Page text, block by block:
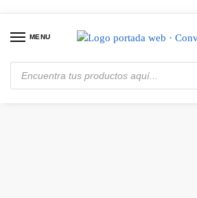
MENU
Inicio / Audio y Video / Parlantes / Bocinas / Cornetas